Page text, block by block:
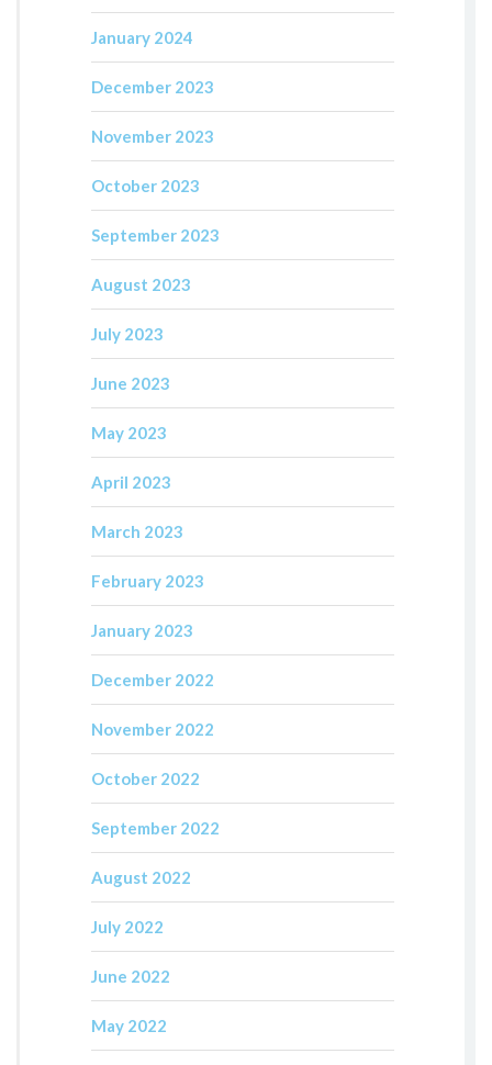
January 2024
December 2023
November 2023
October 2023
September 2023
August 2023
July 2023
June 2023
May 2023
April 2023
March 2023
February 2023
January 2023
December 2022
November 2022
October 2022
September 2022
August 2022
July 2022
June 2022
May 2022